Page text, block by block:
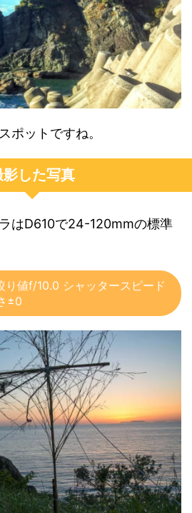
ポットですね。
影した写真
はD610で24-120mmの標準
値f/10.0 シャッタースピード
±0